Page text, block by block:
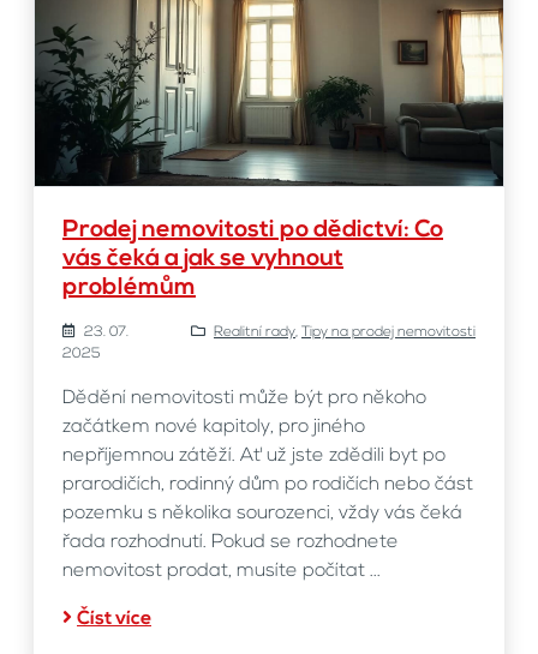
Prodej nemovitosti po dědictví: Co
vás čeká a jak se vyhnout
problémům
23. 07.
2025
Realitní rady, Tipy na prodej nemovitosti
Dědění nemovitosti může být pro někoho
začátkem nové kapitoly, pro jiného
nepříjemnou zátěží. Ať už jste zdědili byt po
prarodičích, rodinný dům po rodičích nebo část
pozemku s několika sourozenci, vždy vás čeká
řada rozhodnutí. Pokud se rozhodnete
nemovitost prodat, musíte počítat ...
Číst více